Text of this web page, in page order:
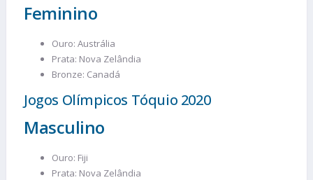
Feminino
Ouro: Austrália
Prata: Nova Zelândia
Bronze: Canadá
Jogos Olímpicos Tóquio 2020
Masculino
Ouro: Fiji
Prata: Nova Zelândia